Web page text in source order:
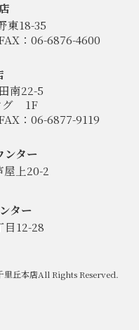
東18-35
：06-6876-4600
南22-5
1F
：06-6877-9119
ンター
屋上20-2
ター
目12-28
丘本店All Rights Reserved.